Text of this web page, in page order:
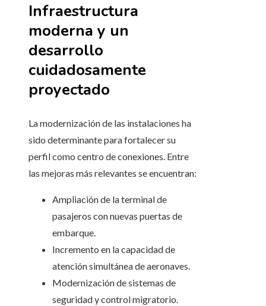
Infraestructura
moderna y un
desarrollo
cuidadosamente
proyectado
La modernización de las instalaciones ha
sido determinante para fortalecer su
perfil como centro de conexiones. Entre
las mejoras más relevantes se encuentran:
Ampliación de la terminal de
pasajeros con nuevas puertas de
embarque.
Incremento en la capacidad de
atención simultánea de aeronaves.
Modernización de sistemas de
seguridad y control migratorio.